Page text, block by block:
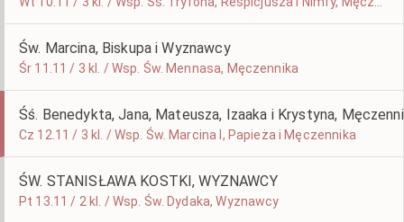
Św. Marcina, Biskupa i Wyznawcy
Śr 11.11 / 3 kl. / Wsp. Św. Mennasa, Męczennika
Śś. Benedykta, Jana, Mateusza, Izaaka i Krystyna,
Cz 12.11 / 3 kl. / Wsp. Św. Marcina I, Papieża i Męczennika
ŚW. STANISŁAWA KOSTKI, WYZNAWCY
Pt 13.11 / 2 kl. / Wsp. Św. Dydaka, Wyznawcy